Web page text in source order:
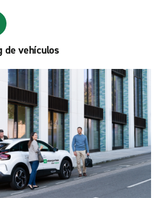
de vehículos